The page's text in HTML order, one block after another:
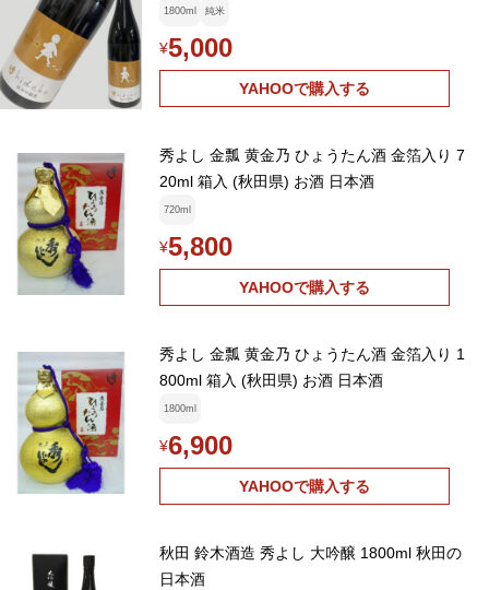
1800ml 純米
¥5,000
YAHOOで購入する
秀よし 金瓢 黄金乃 ひょうたん酒 金箔入り 7
20ml 箱入 (秋田県) お酒 日本酒
720ml
¥5,800
YAHOOで購入する
秀よし 金瓢 黄金乃 ひょうたん酒 金箔入り 1
800ml 箱入 (秋田県) お酒 日本酒
1800ml
¥6,900
YAHOOで購入する
秋田 鈴木酒造 秀よし 大吟醸 1800ml 秋田の
日本酒